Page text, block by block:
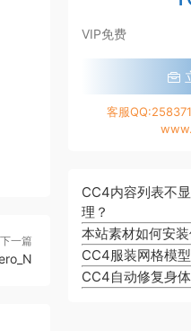
下一篇
VIP免费
客服
CC4内容列表不
理？
本站素材如何安装
CC4服装网格模
CC4自动修复身